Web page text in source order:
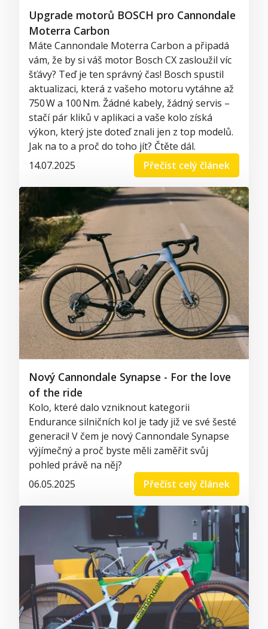
Upgrade motorů BOSCH pro Cannondale
Moterra Carbon
Máte Cannondale Moterra Carbon a připadá
vám, že by si váš motor Bosch CX zasloužil víc
šťávy? Teď je ten správný čas! Bosch spustil
aktualizaci, která z vašeho motoru vytáhne až
750 W a 100 Nm. Žádné kabely, žádný servis –
stačí pár kliků v aplikaci a vaše kolo získá
výkon, který jste doteď znali jen z top modelů.
Jak na to a proč do toho jít? Čtěte dál.
14.07.2025
Přečíst celý článek
Nový Cannondale Synapse - For the love
of the ride
Kolo, které dalo vzniknout kategorii
Endurance silničních kol je tady již ve své šesté
generaci! V čem je novýCannondale Synapse
výjímečnýa proč byste měli zaměřit svůj
pohled právě na něj?
06.05.2025
Přečíst celý článek